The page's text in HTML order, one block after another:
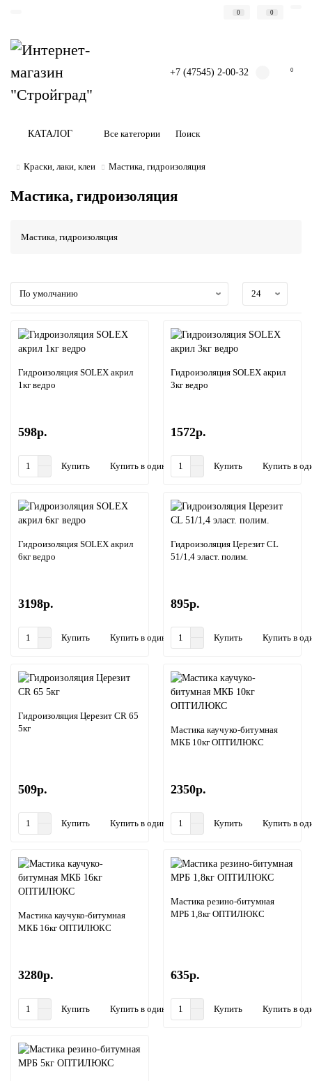
0 0
+7 (47545) 2-00-32 0
КАТАЛОГ Все категории
Краски, лаки, клеи Мастика, гидроизоляция
Мастика, гидроизоляция
Мастика, гидроизоляция
Гидроизоляция SOLEX акрил
1кг ведро
598р.
Купить Купить в один клик
Гидроизоляция SOLEX акрил
3кг ведро
1572р.
Купить Купить в
Гидроизоляция SOLEX акрил
6кг ведро
3198р.
Купить Купить в один клик
Гидроизоляция Церезит CL
51/1,4 эласт. полим.
895р.
Купить Купить в
Гидроизоляция Церезит CR 65
5кг
509р.
Купить Купить в один клик
Мастика каучуко-битумная
МКБ 10кг ОПТИЛЮКС
2350р.
Купить Купить в
Мастика каучуко-битумная
МКБ 16кг ОПТИЛЮКС
3280р.
Купить Купить в один клик
Мастика резино-битумная
МРБ 1,8кг ОПТИЛЮКС
635р.
Купить Купить в